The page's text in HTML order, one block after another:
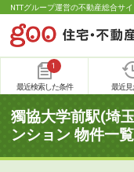
NTTグループ運営の不動産総合サ
1
最近検索した条件 最近見
獨協大学前駅(埼
ンション 物件一覧